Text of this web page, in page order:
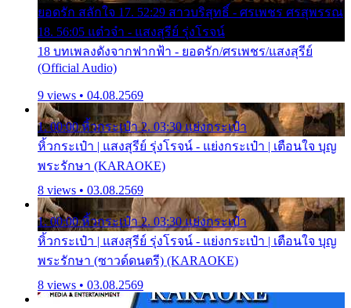
ยอดรัก สลักใจ 17. 52:29 สาวบริสุทธิ์ - ศรเพชร ศรสุพรรณ
18. 56:05 แต๋วจ๋า - แสงสุรีย์ รุ่งโรจน์
18 บทเพลงดังจากฟากฟ้า - ยอดรัก/ศรเพชร/แสงสุรีย์
(Official Audio)
9 views • 04.08.2569
1. 00:00 หิ้วกระเป๋า 2. 03:30 แย่งกระเป๋า
หิ้วกระเป๋า | แสงสุรีย์ รุ่งโรจน์ - แย่งกระเป๋า | เตือนใจ บุญ
พระรักษา (KARAOKE)
8 views • 03.08.2569
1. 00:00 หิ้วกระเป๋า 2. 03:30 แย่งกระเป๋า
หิ้วกระเป๋า | แสงสุรีย์ รุ่งโรจน์ - แย่งกระเป๋า | เตือนใจ บุญ
พระรักษา (ซาวด์ดนตรี) (KARAOKE)
8 views • 03.08.2569